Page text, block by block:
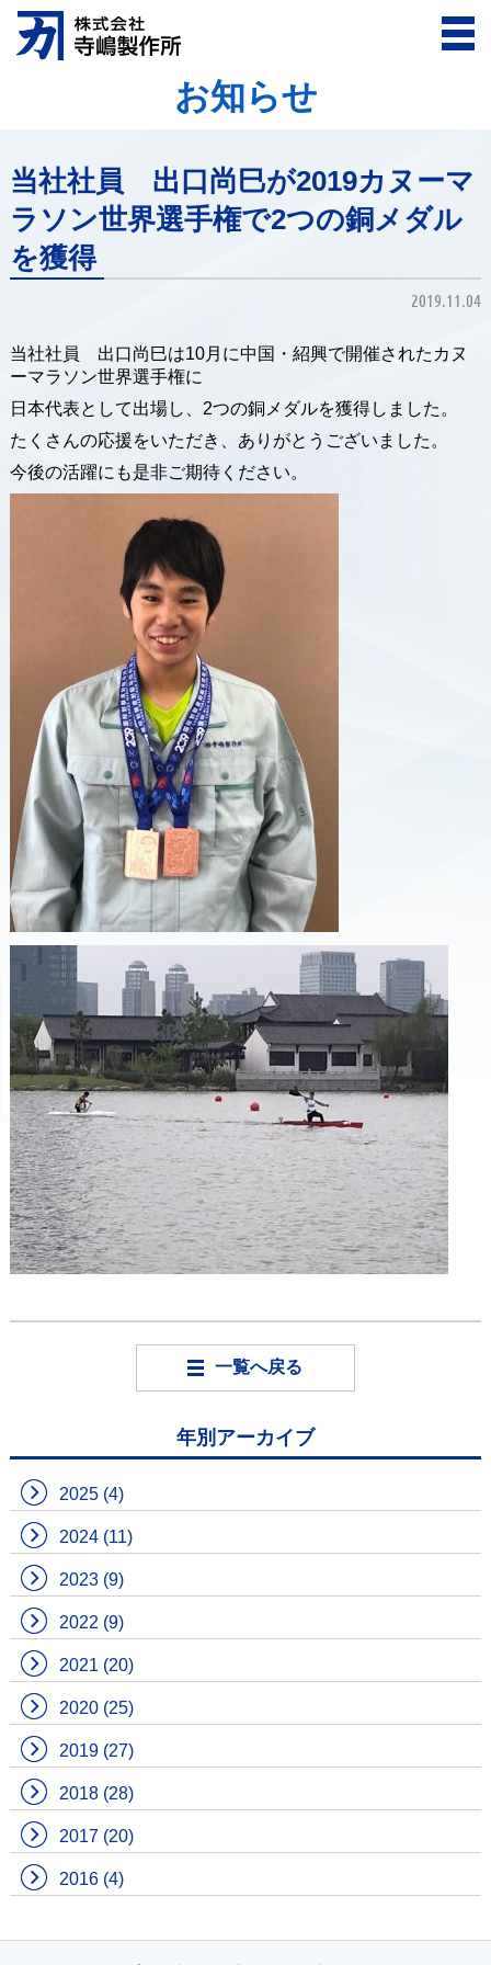
お知らせ
当社社員 出口尚巳が2019カヌーマ
ラソン世界選手権で2つの銅メダル
を獲得
2019.11.04
当社社員 出口尚巳は10月に中国・紹興で開催されたカヌ
ーマラソン世界選手権に
日本代表として出場し、2つの銅メダルを獲得しました。
たくさんの応援をいただき、ありがとうございました。
今後の活躍にも是非ご期待ください。
一覧へ戻る
年別アーカイブ
2025(4)
2024(11)
2023(9)
2022 (9)
2021 (20)
2020(25)
2019(27)
2018(28)
2017(20)
2016(4)